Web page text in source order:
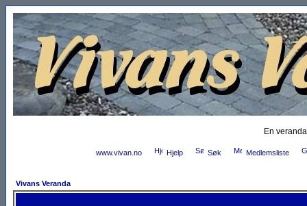
En
www.vivan.no Hjelp Søk Medlemsliste
Vivans Veranda